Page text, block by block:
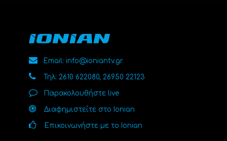
Email: info@ioniantv.gr
Τηλ: 2610 622080, 26950 22123
Παρακολουθήστε live
Διαφημιστείτε στο Ionian
Επικοινωνήστε με το Ionian